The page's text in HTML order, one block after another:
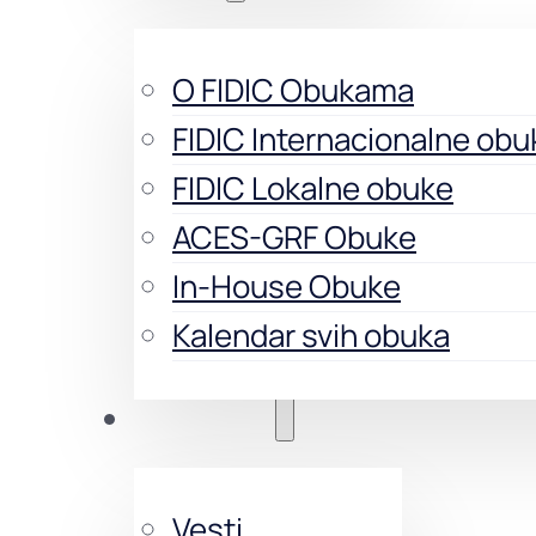
O FIDIC Obukama
FIDIC Internacionalne
FIDIC Lokalne obuke
ACES-GRF Obuke
In-House Obuke
Kalendar svih obuka